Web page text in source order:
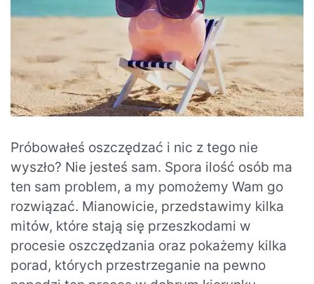
Próbowałeś oszczędzać i nic z tego nie
wyszło? Nie jesteś sam. Spora ilość osób ma
ten sam problem, a my pomożemy Wam go
rozwiązać. Mianowicie, przedstawimy kilka
mitów, które stają się przeszkodami w
procesie oszczędzania oraz pokażemy kilka
porad, których przestrzeganie na pewno